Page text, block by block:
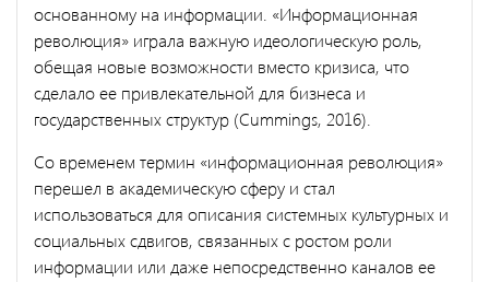
основанному на информации. «Информационная
революция» играла важную идеологическую роль,
обещая новые возможности вместо кризиса, что
сделало ее привлекательной для бизнеса и
государственных структур (Cummings, 2016).
Со временем термин «информационная революция»
перешел в академическую сферу и стал
использоваться для описания системных культурных и
социальных сдвигов, связанных с ростом роли
информации или даже непосредственно каналов ее